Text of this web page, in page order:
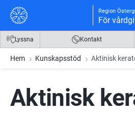
Gå till innehåll
Gå till meny
Gå till sidfot Region
För
Lyssna Kontakt
Hem Kunskapsstöd Aktinisk
Aktinisk